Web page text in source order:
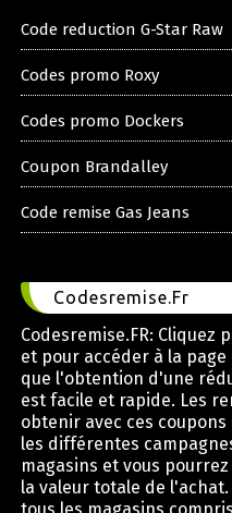
Code reduction G-Star Raw
Codes promo Roxy
Codes promo Dockers
Coupon Brandalley
Code remise Gas Jeans
Codesremise.Fr
Codesremise.FR:
et pour accéder à la
que l'obtention d'une
est facile et rapide. Les
obtenir avec ces
les différentes
magasins et vous
la valeur totale de l'achat.